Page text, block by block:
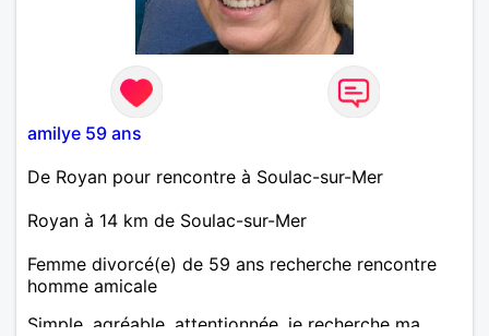
amilye 59 ans
De Royan pour rencontre à Soulac-sur-Mer
Royan à 14 km de Soulac-sur-Mer
Femme divorcé(e) de 59 ans recherche rencontre
homme amicale
Simple, agréable, attentionnée, je recherche ma